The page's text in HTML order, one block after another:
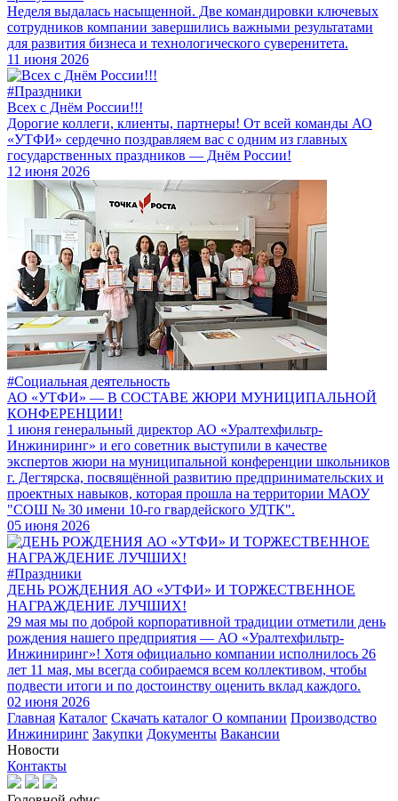
Неделя выдалась насыщенной. Две командировки ключевых
сотрудников компании завершились важными результатами
для развития бизнеса и технологического суверенитета.
11 июня 2026
#Праздники
Всех с Днём России!!!
Дорогие коллеги, клиенты, партнеры! От всей команды АО
«УТФИ» сердечно поздравляем вас с одним из главных
государственных праздников — Днём России!
12 июня 2026
#Социальная деятельность
АО «УТФИ» — В СОСТАВЕ ЖЮРИ МУНИЦИПАЛЬНОЙ
КОНФЕРЕНЦИИ!
1 июня генеральный директор АО «Уралтехфильтр-
Инжиниринг» и его советник выступили в качестве
экспертов жюри на муниципальной конференции школьников
г. Дегтярска, посвящённой развитию предпринимательских и
проектных навыков, которая прошла на территории МАОУ
"СОШ № 30 имени 10-го гвардейского УДТК".
05 июня 2026
#Праздники
ДЕНЬ РОЖДЕНИЯ АО «УТФИ» И ТОРЖЕСТВЕННОЕ
НАГРАЖДЕНИЕ ЛУЧШИХ!
29 мая мы по доброй корпоративной традиции отметили день
рождения нашего предприятия — АО «Уралтехфильтр-
Инжиниринг»! Хотя официально компании исполнилось 26
лет 11 мая, мы всегда собираемся всем коллективом, чтобы
подвести итоги и по достоинству оценить вклад каждого.
02 июня 2026
Главная Каталог Скачать каталог О компании Производство
Инжиниринг Закупки Документы Вакансии
Новости
Контакты